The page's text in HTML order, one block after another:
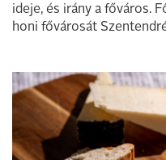
ideje, és irány a főváros.
honi fővárosát